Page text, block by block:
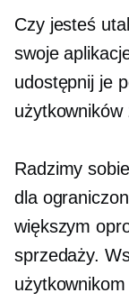
Czy jesteś
swoje
udostępnij je
użytkowników
Radzimy
dla
większym
sprzedaży.